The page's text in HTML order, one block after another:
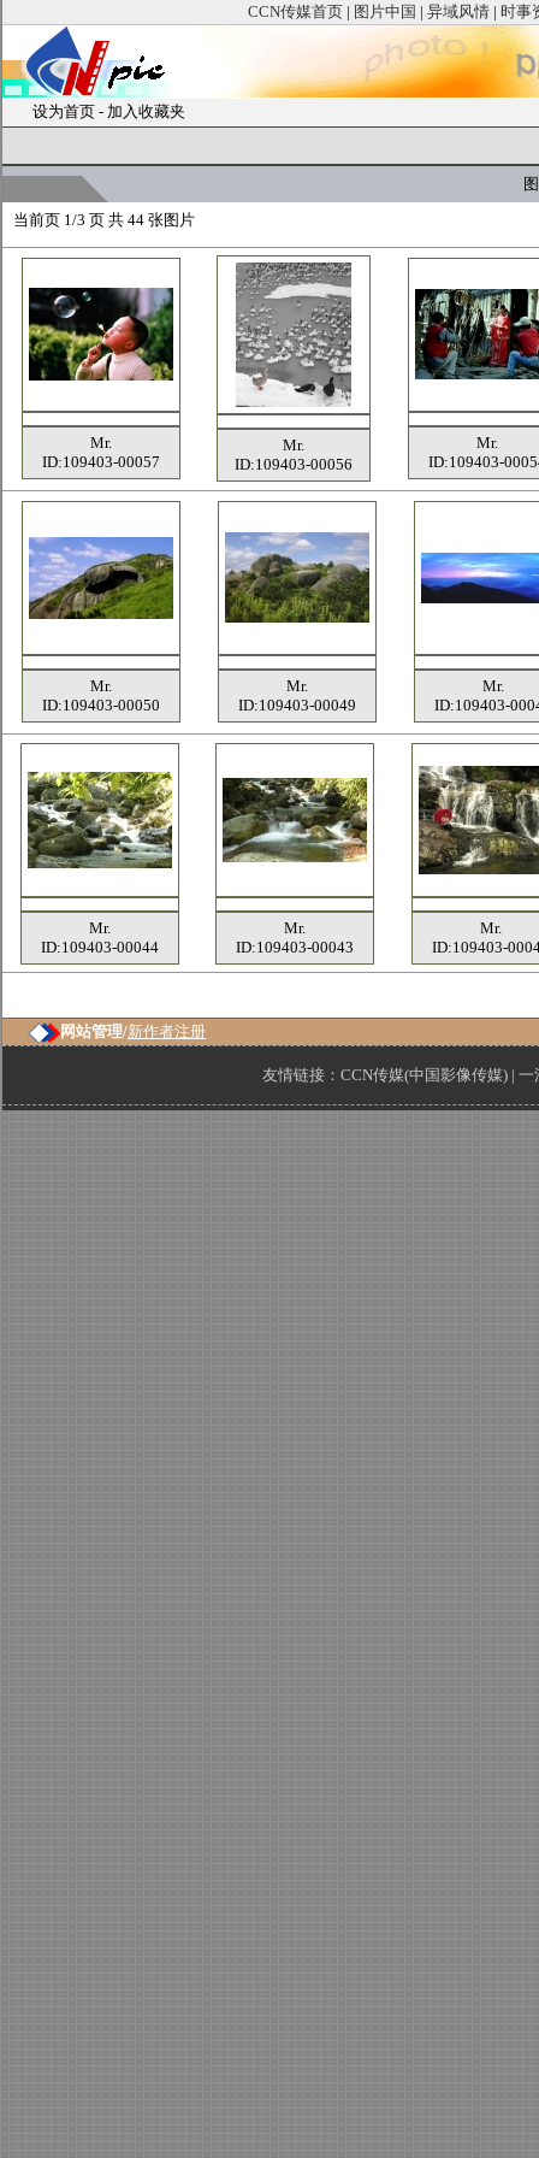
CCN传媒首页 | 图片中国 | 异域风情 | 时事
设为首页 - 加入收藏夹
图
当前页 1/3 页 共 44 张图片
Mr.
ID:109403-00057
Mr.
ID:109403-00056
Mr.
ID:109403-
Mr.
ID:109403-00050
Mr.
ID:109403-00049
Mr.
ID:109403-
Mr.
ID:109403-00044
Mr.
ID:109403-00043
Mr.
ID:109403-
网站管理/新作者注册
友情链接： CCN传媒(中国影像传媒) | 一